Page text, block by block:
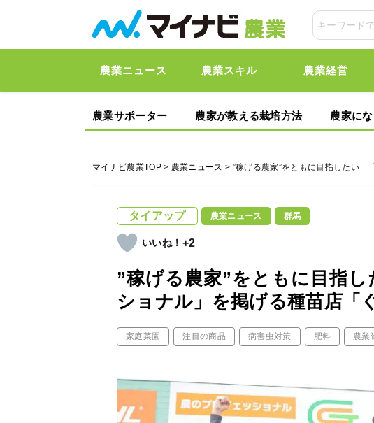
農業ニュース 農業スキル 農業経営
農業サポーター 農家が教える栽培方法 農家に
マイナビ農業TOP> 農業ニュース > ”稼げる農家”をともに目指したい
タイアップ 農業ニュース 群馬
+2
”稼げる農家”をともに目指
ショナル」を掲げる種苗店「
家庭菜園 注目の商品 病害虫対策 肥料 農業